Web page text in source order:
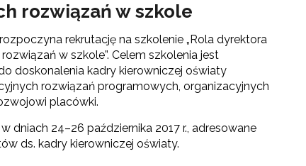
rozwiązań w szkole
rekrutację na szkolenie „Rola dyrektora
w szkole”. Celem szkolenia jest
doskonalenia kadry kierowniczej oświaty
rozwiązań programowych, organizacyjnych
placówki.
dniach 24–26 października 2017 r., adresowane
ds. kadry kierowniczej oświaty.